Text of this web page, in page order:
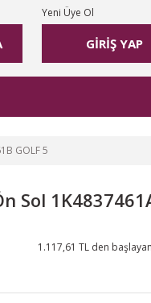
GİRİŞ YAP
Yeni Üye Ol
GOLF 5
Sol
1.117,61 TL den